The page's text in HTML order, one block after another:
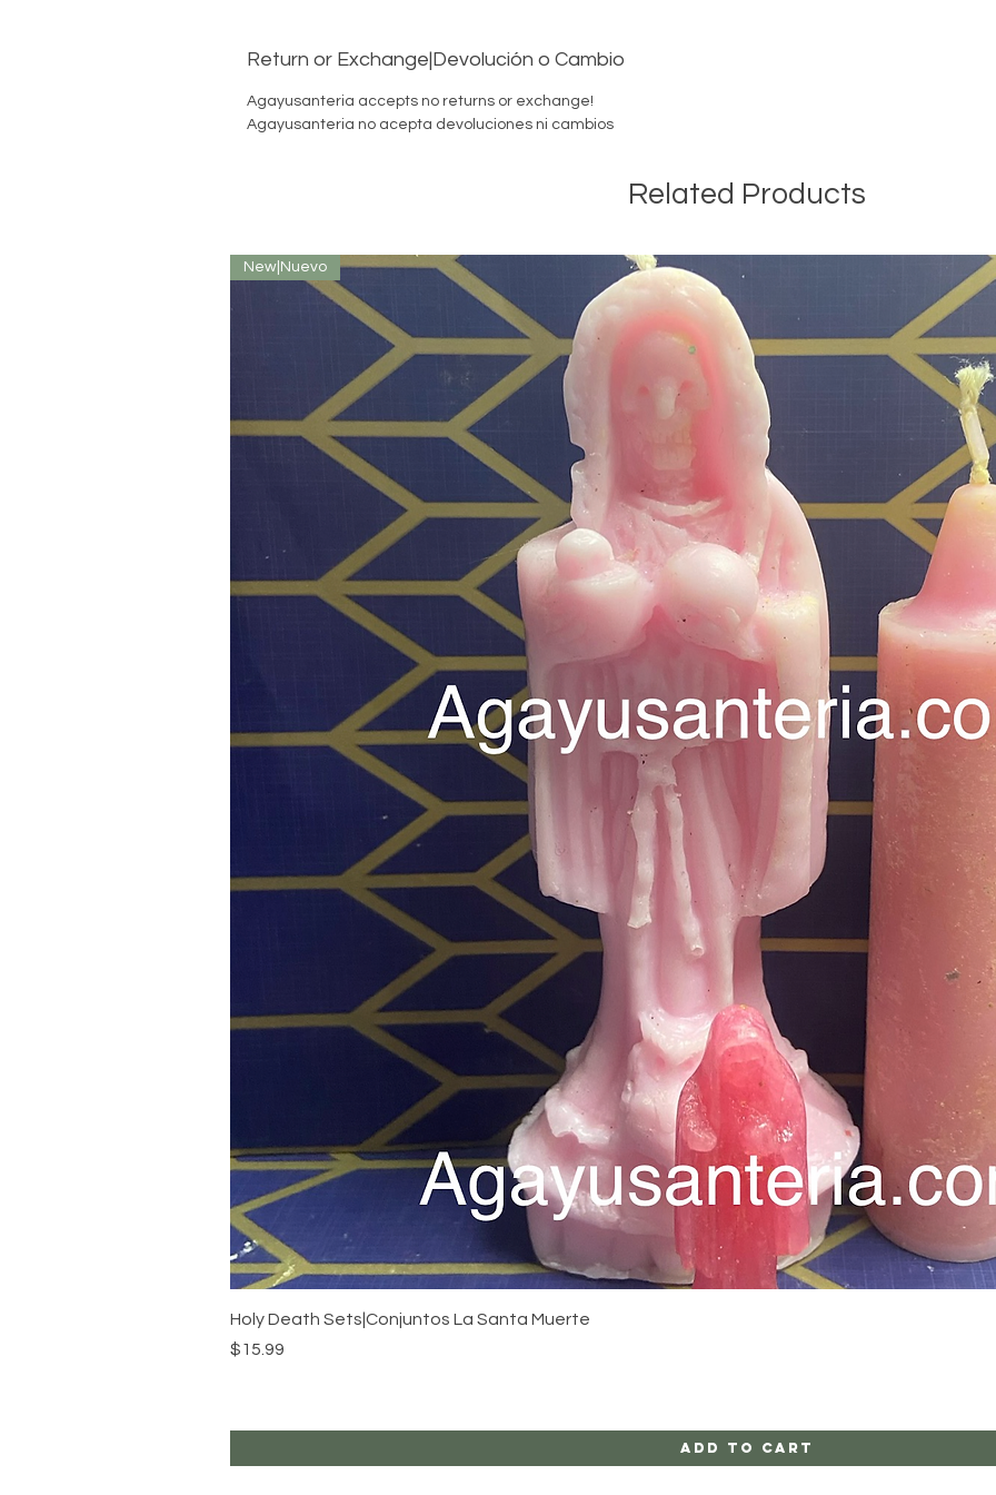
cuerpo.
para
Si tiene
que le
Ya
Orisha,
camino.
-
Return or Exchange|Devolución o Cambio
Agayusanteria accepts no returns or exchange!
Agayusanteria no acepta devoluciones ni cambios
Related Products
New|Nuevo
Holy Death Sets|Conjuntos La Santa Muerte
Price
$15.99
Add to Cart